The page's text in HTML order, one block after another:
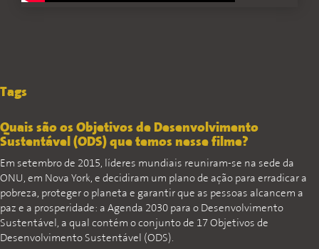
Tags
Quais são os Objetivos de Desenvolvimento
Sustentável (ODS) que temos nesse filme?
Em setembro de 2015, líderes mundiais reuniram-se na sede da
ONU, em Nova York, e decidiram um plano de ação para erradicar a
pobreza, proteger o planeta e garantir que as pessoas alcancem a
paz e a prosperidade: a Agenda 2030 para o Desenvolvimento
Sustentável, a qual contém o conjunto de 17 Objetivos de
Desenvolvimento Sustentável (ODS).